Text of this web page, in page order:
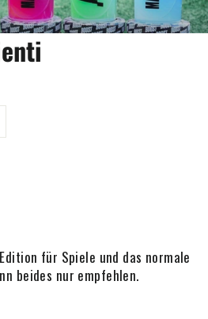
für Spiele und das normale
beides nur empfehlen.